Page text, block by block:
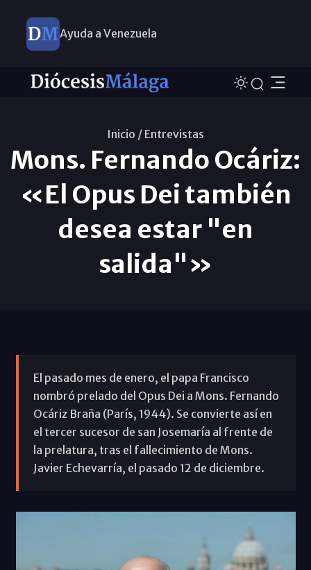
Ayuda a Venezuela
Inicio / Entrevistas
Mons. Fernando Ocáriz:
«El Opus Dei también
desea estar "en
salida"»
El pasado mes de enero, el papa Francisco
nombró prelado del Opus Dei a Mons. Fernando
Ocáriz Braña (París, 1944). Se convierte así en
el tercer sucesor de san Josemaría al frente de
la prelatura, tras el fallecimiento de Mons.
Javier Echevarría, el pasado 12 de diciembre.